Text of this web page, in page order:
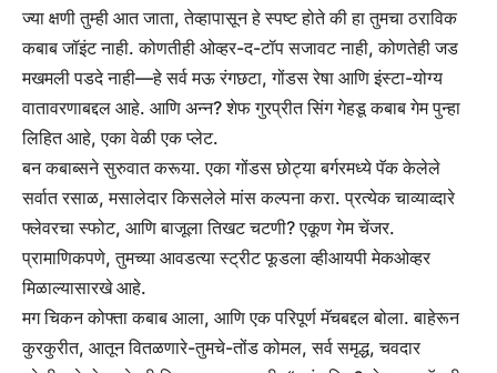
ज्या क्षणी तुम्ही आत जाता, तेव्हापासून हे स्पष्ट होते की हा तुमचा ठराविक
कबाब जॉइंट नाही. कोणतीही ओव्हर-द-टॉप सजावट नाही, कोणतेही जड
मखमली पडदे नाही—हे सर्व मऊ रंगछटा, गोंडस रेषा आणि इंस्टा-योग्य
वातावरणाबद्दल आहे. आणि अन्न? शेफ गुरप्रीत सिंग गेहडू कबाब गेम पुन्हा
लिहित आहे, एका वेळी एक प्लेट.
बन कबाब्सने सुरुवात करूया. एका गोंडस छोट्या बर्गरमध्ये पॅक केलेले
सर्वात रसाळ, मसालेदार किसलेले मांस कल्पना करा. प्रत्येक चाव्याव्दारे
फ्लेवरचा स्फोट, आणि बाजूला तिखट चटणी? एकूण गेम चेंजर.
प्रामाणिकपणे, तुमच्या आवडत्या स्ट्रीट फूडला व्हीआयपी मेकओव्हर
मिळाल्यासारखे आहे.
मग चिकन कोफ्ता कबाब आला, आणि एक परिपूर्ण मॅचबद्दल बोला. बाहेरून
कुरकुरीत, आतून वितळणारे-तुमचे-तोंड कोमल, सर्व समृद्ध, चवदार